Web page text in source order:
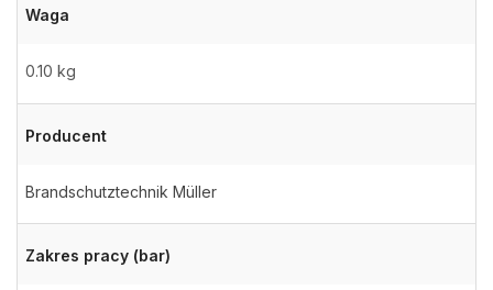
Waga
0.10 kg
Producent
Brandschutztechnik Müller
Zakres pracy (bar)